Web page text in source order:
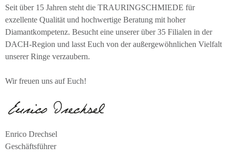
Seit über 15 Jahren steht die TRAURINGSCHMIEDE für
exzellente Qualität und hochwertige Beratung mit hoher
Diamantkompetenz. Besucht eine unserer über 35 Filialen in der
DACH-Region und lasst Euch von der außergewöhnlichen Vielfalt
unserer Ringe verzaubern.
Wir freuen uns auf Euch!
Enrico Drechsel
Geschäftsführer